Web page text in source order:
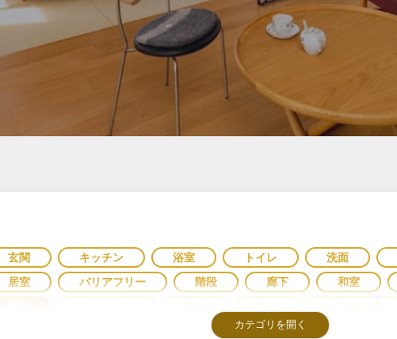
玄関 キッチン 浴室 トイレ 洗面
居室
バリアフリー 階段 廊下 和室
照明 エクステリア